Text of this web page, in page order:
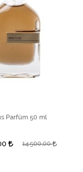
Parfüm 50 ml
14.500,00